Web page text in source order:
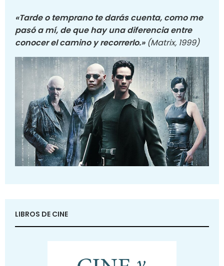
«Tarde o temprano te darás cuenta, como me
pasó a mí, de que hay una diferencia entre
conocer el camino y recorrerlo.» (Matrix, 1999)
LIBROS DE CINE